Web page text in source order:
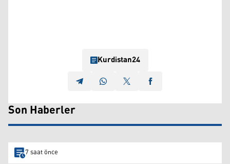
Kurdistan24
Son Haberler
7 saat önce